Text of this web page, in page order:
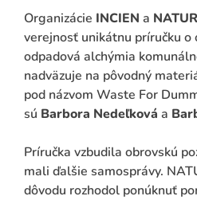
Organizácie INCIEN a
verejnosť unikátnu príručku o
odpadová alchýmia
nadväzuje na pôvodný
pod názvom Waste For
sú Barbora Nedeľková a
Príručka vzbudila obrovskú
mali ďalšie samosprávy.
dôvodu rozhodol ponúknuť